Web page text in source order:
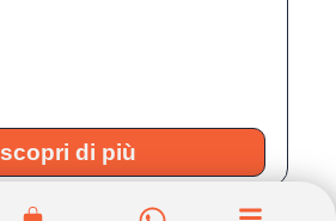
scopri di più